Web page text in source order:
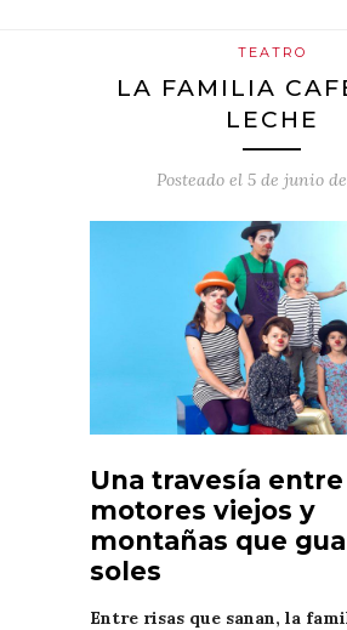
TEATRO
LA FAMILIA
LECHE
Posteado el 5 de junio
Una travesía entre
motores viejos y
montañas que
soles
Entre risas que sanan, la